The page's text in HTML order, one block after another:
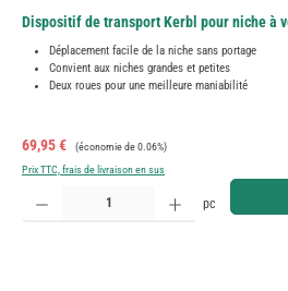
Dispositif de transport Kerbl pour niche à
Déplacement facile de la niche sans portage
Convient aux niches grandes et petites
Deux roues pour une meilleure maniabilité
Prix de vente :
69,95 € Prix régulier :
(économie de 0.06%)
Prix TTC, frais de livraison en sus
Quantité de produit : Entrez la quantité souhaitée ou
pc